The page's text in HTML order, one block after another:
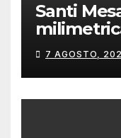
Santi
Albufeira,
mantém a
Portugal
7 AGOSTO,